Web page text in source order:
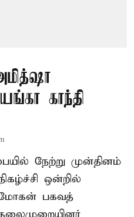
காந்தி
நேற்று முன்தினம்
ஒன்றில்
பகவத்